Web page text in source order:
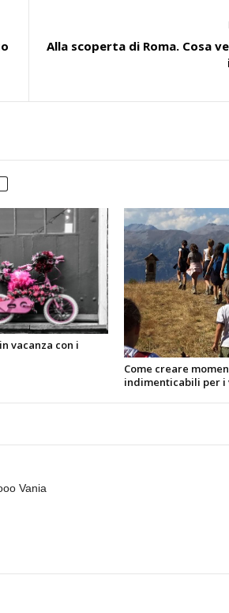
Alla scoperta di Roma. Cosa
vacanza con i
Come creare
indimenticabili per i
Vania